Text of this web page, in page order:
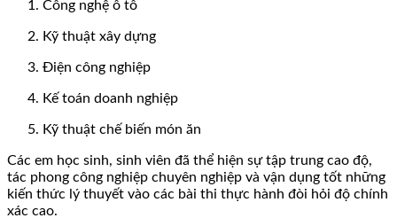
Công nghệ ô tô
Kỹ thuật xây dựng
Điện công nghiệp
Kế toán doanh nghiệp
Kỹ thuật chế biến món ăn
Các em học sinh, sinh viên đã thể hiện sự tập trung cao độ,
tác phong công nghiệp chuyên nghiệp và vận dụng tốt những
kiến thức lý thuyết vào các bài thi thực hành đòi hỏi độ chính
xác cao.